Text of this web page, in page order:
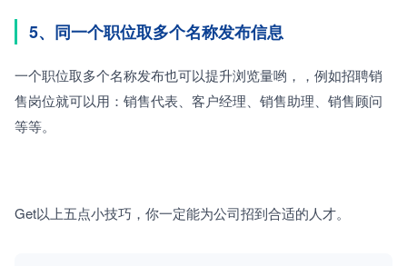
5、同一个职位取多个名称发布信息
一个职位取多个名称发布也可以提升浏览量哟，，例如招聘销
售岗位就可以用：销售代表、客户经理、销售助理、销售顾问
等等。
Get以上五点小技巧，你一定能为公司招到合适的人才。